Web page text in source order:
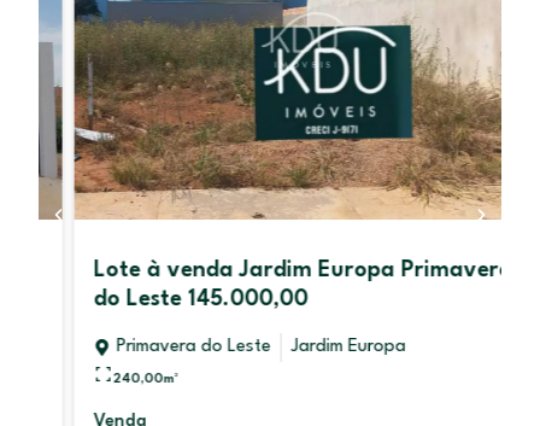
Lote à venda Jardim Europa Primavera
do Leste 145.000,00
Primavera do Leste Jardim Europa
240,00m²
Venda